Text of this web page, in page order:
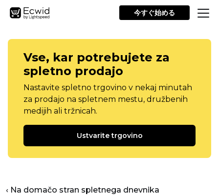
今すぐ始める
Vse, kar potrebujete za
spletno prodajo
Nastavite spletno trgovino v nekaj minutah
za prodajo na spletnem mestu, družbenih
medijih ali tržnicah.
Ustvarite trgovino
‹ Na domačo stran spletnega dnevnika